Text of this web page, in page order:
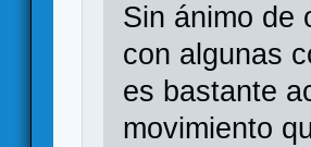
Sin ánimo de
con algunas
es bastante
movimiento